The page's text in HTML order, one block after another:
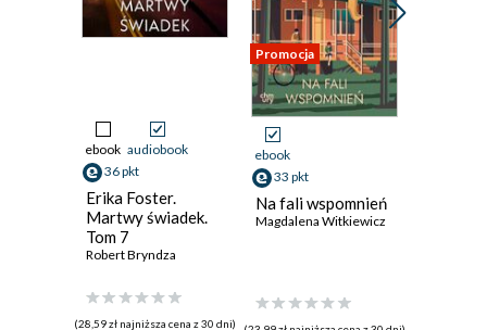
ebook audiobook
36 pkt
Erika Foster.
Martwy świadek.
Tom 7
Robert Bryndza
(28,59 zł najniższa cena z 30 dni)
Promocja
ebook
33 pkt
Na fali wspomnień
Magdalena Witkiewicz